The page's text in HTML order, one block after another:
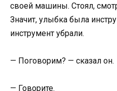
своей машины. Стоял,
Значит, улыбка была
инструмент убрали.
— Поговорим? — сказал он.
— Говорите.